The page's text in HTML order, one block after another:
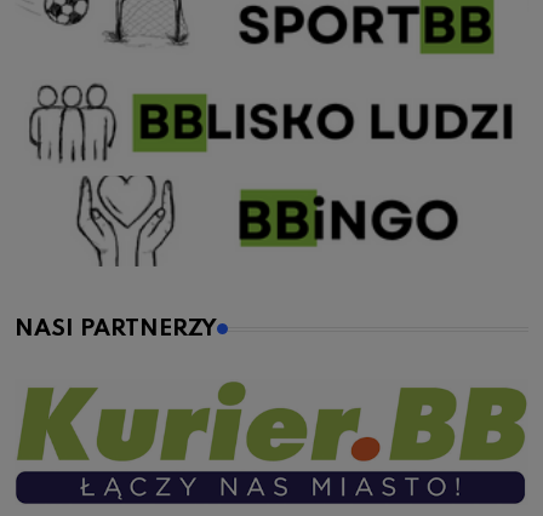
NASI PARTNERZY